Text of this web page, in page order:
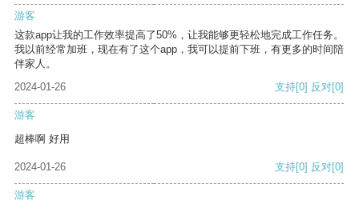
游客
这款app让我的工作效率提高了50%，让我能够更轻松地完成工作任务。
我以前经常加班，现在有了这个app，我可以提前下班，有更多的时间陪
伴家人。
2024-01-26
支持[0] 反对[0]
游客
超棒啊 好用
2024-01-26 支持[0] 反对[0]
游客